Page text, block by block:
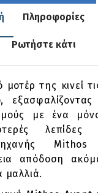
Πληροφορίες
Ρωτήστε κάτι
της κινεί
με ένα
λεπίδες
απόδοση
μαλλιά.